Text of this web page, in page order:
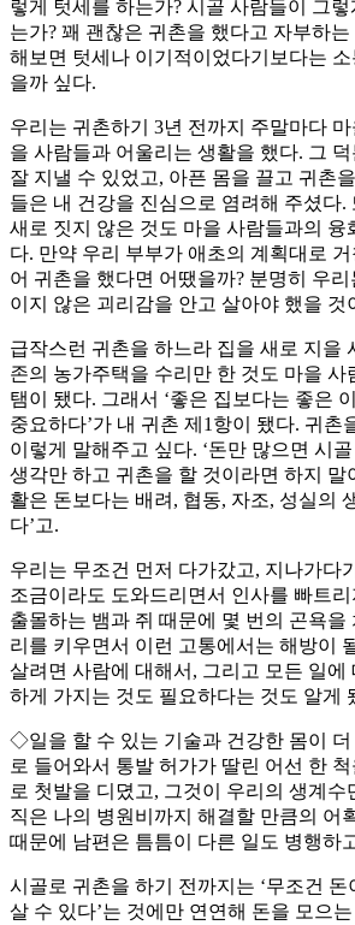
렇게 텃세를 하는가? 시골 사람들이 그
는가? 꽤 괜찮은 귀촌을 했다고 자부하
해보면 텃세나 이기적이었다기보다는
을까 싶다.
우리는 귀촌하기 3년 전까지 주말마다
을 사람들과 어울리는 생활을 했다. 그
잘 지낼 수 있었고, 아픈 몸을 끌고 귀촌
들은 내 건강을 진심으로 염려해 주셨다.
새로 짓지 않은 것도 마을 사람들과의 융
다. 만약 우리 부부가 애초의 계획대로 거
어 귀촌을 했다면 어땠을까? 분명히 우
이지 않은 괴리감을 안고 살아야 했을 것
급작스런 귀촌을 하느라 집을 새로 지을
존의 농가주택을 수리만 한 것도 마을 사
탬이 됐다. 그래서 ‘좋은 집보다는 좋은
중요하다’가 내 귀촌 제1항이 됐다. 귀촌
이렇게 말해주고 싶다. ‘돈만 많으면 시
생각만 하고 귀촌을 할 것이라면 하지 말
활은 돈보다는 배려, 협동, 자조, 성실의
다’고.
우리는 무조건 먼저 다가갔고, 지나가다
조금이라도 도와드리면서 인사를 빠트리
출몰하는 뱀과 쥐 때문에 몇 번의 곤욕을
리를 키우면서 이런 고통에서는 해방이
살려면 사람에 대해서, 그리고 모든 일에
하게 가지는 것도 필요하다는 것도 알게
◇일을 할 수 있는 기술과 건강한 몸이 더
로 들어와서 통발 허가가 딸린 어선 한
로 첫발을 디뎠고, 그것이 우리의 생계수
직은 나의 병원비까지 해결할 만큼의 어
때문에 남편은 틈틈이 다른 일도 병행하
시골로 귀촌을 하기 전까지는 ‘무조건 돈
살 수 있다’는 것에만 연연해 돈을 모으